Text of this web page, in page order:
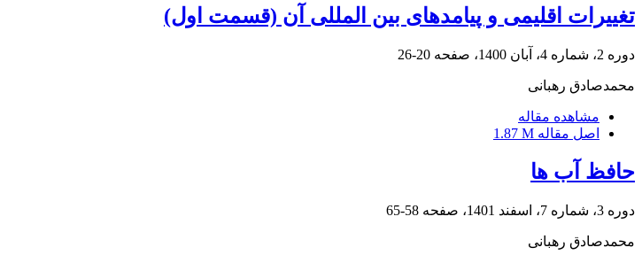
تغییرات اقلیمی و پیامدهای بین المللی آن (قسمت اول)
دوره 2، شماره 4، آبان 1400، صفحه 20-26
محمدصادق رهبانی
مشاهده مقاله
اصل مقاله 1.87 M
حافظ آب ها
دوره 3، شماره 7، اسفند 1401، صفحه 58-65
محمدصادق رهبانی